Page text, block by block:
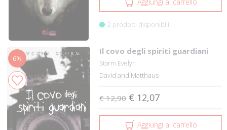
2 prodotti disponibili
6%
Il covo degli spiriti guardiani
Storm Evelyn
David and Matthaus
€ 12,90 € 12,07
Aggiungi al carrello